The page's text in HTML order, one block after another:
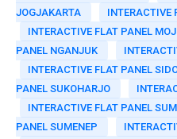
JOGJAKARTA
INTERACTIVE
INTERACTIVE FLAT PANEL
PANEL NGANJUK
INTERACTIVE FLAT PANEL
PANEL SUKOHARJO
INTERACTIVE FLAT PANEL
PANEL SUMENEP